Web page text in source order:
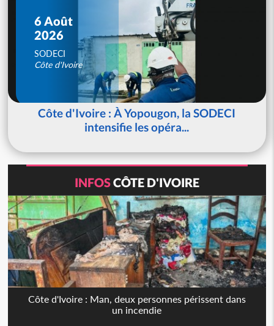
6 Août
2026
SODECI
Côte d'Ivoire
Côte d'Ivoire : À Yopougon, la SODECI
intensifie les opéra...
INFOSCÔTE D'IVOIRE
Côte d'Ivoire : Man, deux personnes périssent dans
un incendie